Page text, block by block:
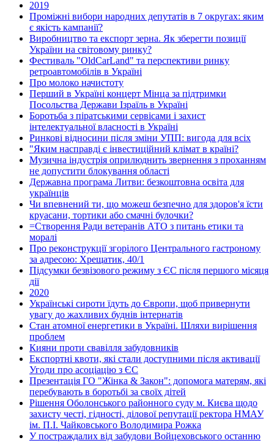
2019
Проміжні вибори народних депутатів в 7 округах: яким
є якість кампанії?
Виробництво та експорт зерна. Як зберегти позиції
України на світовому ринку?
Фестиваль "OldCarLand" та перспективи ринку
ретроавтомобілів в Україні
Про молоко начистоту
Перший в Україні концерт Мінца за підтримки
Посольства Держави Ізраїль в Україні
Боротьба з піратськими сервісами і захист
інтелектуальної власності в Україні
Ринкові відносини після зміни УПП: вигода для всіх
"Яким насправді є інвестиційний клімат в країні?
Музична індустрія оприлюднить звернення з проханням
не допустити блокування області
Державна програма Литви: безкоштовна освіта для
українців
Чи впевнений ти, що можеш безпечно для здоров'я їсти
круасани, тортики або смачні булочки?
=Створення Ради ветеранів АТО з питань етики та
моралі
Про реконструкції згорілого Центрального гастроному
за адресою: Хрещатик, 40/1
Підсумки безвізового режиму з ЄС після першого місяця
дії
2020
Українські сироти їдуть до Європи, щоб привернути
увагу до жахливих буднів інтернатів
Стан атомної енергетики в Україні. Шляхи вирішення
проблем
Кияни проти свавілля забудовників
Експортні квоти, які стали доступними після активації
Угоди про асоціацію з ЄС
Презентація ГО "Жінка & Закон": допомога матерям, які
перебувають в боротьбі за своїх дітей
Рішення Оболонського районного суду м. Києва щодо
захисту честі, гідності, ділової репутації ректора НМАУ
ім. П.І. Чайковського Володимира Рожка
У постраждалих від забудови Войцеховського останню